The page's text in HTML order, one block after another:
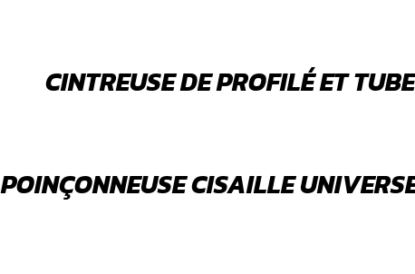
CINTREUSE DE PROFILÉ ET TUBE
POINÇONNEUSE CISAILLE